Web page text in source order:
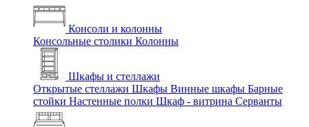
Консоли и колонны
Консольные столики Колонны
Шкафы и стеллажи
Открытые стеллажи Шкафы Винные шкафы Барные
стойки Настенные полки Шкаф - витрина Серванты